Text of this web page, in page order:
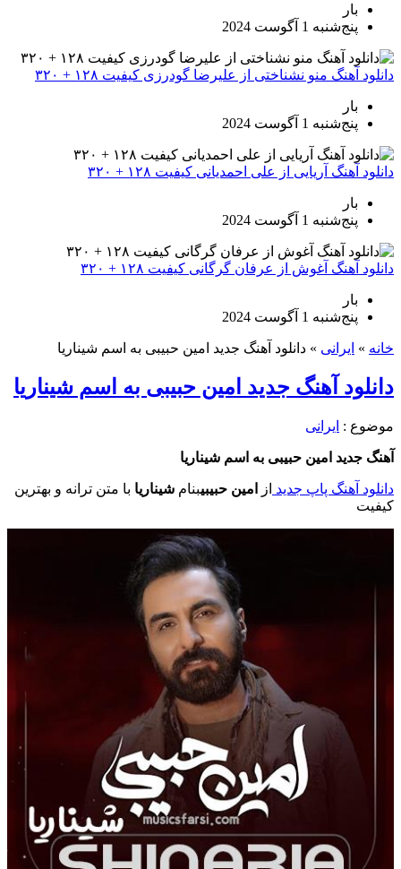
بار
پنج‌شنبه 1 آگوست 2024
دانلود آهنگ منو نشناختی از علیرضا گودرزی کیفیت ۱۲۸ + ۳۲۰
بار
پنج‌شنبه 1 آگوست 2024
دانلود آهنگ آریایی از علی احمدیانی کیفیت ۱۲۸ + ۳۲۰
بار
پنج‌شنبه 1 آگوست 2024
دانلود آهنگ آغوش از عرفان گرگانی کیفیت ۱۲۸ + ۳۲۰
بار
پنج‌شنبه 1 آگوست 2024
خانه » ایرانی » دانلود آهنگ جدید امین حبیبی به اسم شیناریا
دانلود آهنگ جدید امین حبیبی به اسم شیناریا
موضوع : ایرانی
آهنگ جدید امین حبیبی به اسم شیناریا
دانلود آهنگ پاپ جدید از امین حبیبیبنام شیناریا با متن ترانه و بهترین
کیفیت